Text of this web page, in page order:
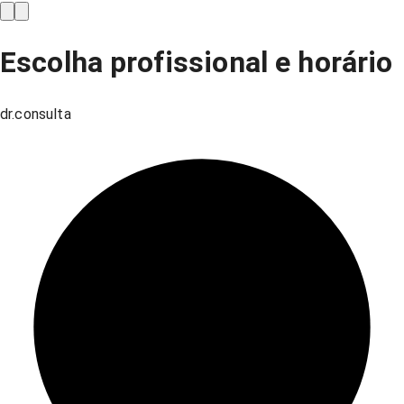
Escolha profissional e horário
dr.consulta